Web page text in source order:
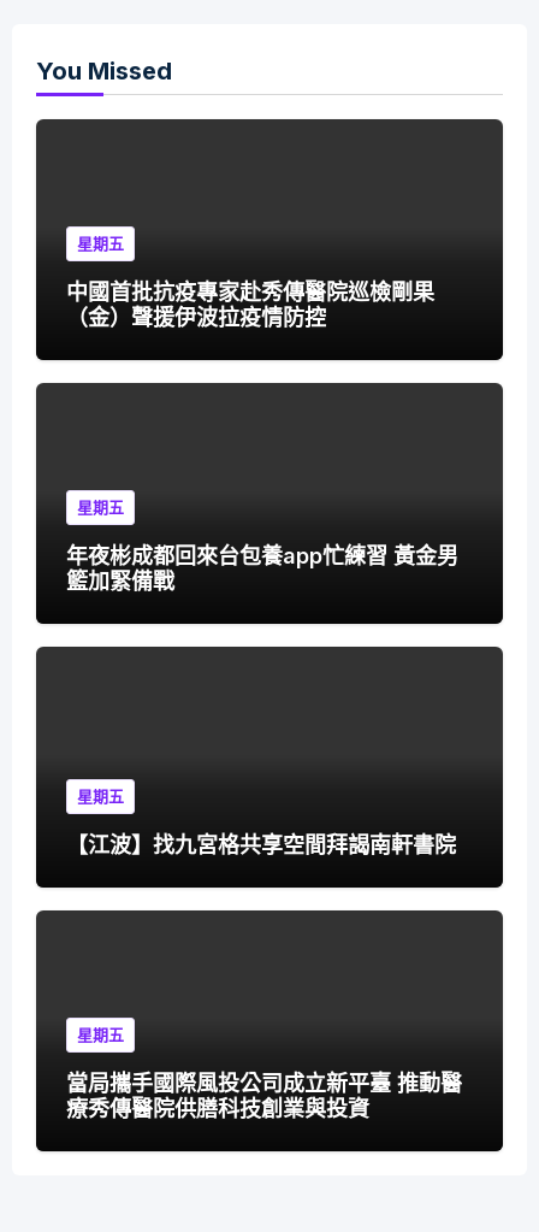
You Missed
星期五
中國首批抗疫專家赴秀傳醫院巡檢剛果
（金）聲援伊波拉疫情防控
星期五
年夜彬成都回來台包養app忙練習 黃金男
籃加緊備戰
星期五
【江波】找九宮格共享空間拜謁南軒書院
星期五
當局攜手國際風投公司成立新平臺 推動醫
療秀傳醫院供膳科技創業與投資